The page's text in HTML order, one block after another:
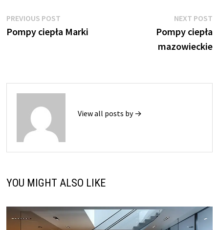
Nawigacja
wpisu
PREVIOUS POSTPrevious
post:
Pompy ciepła Marki
NEXT POST
Pompy ciepła
mazowieckie
View all posts by →
YOU MIGHT ALSO LIKE